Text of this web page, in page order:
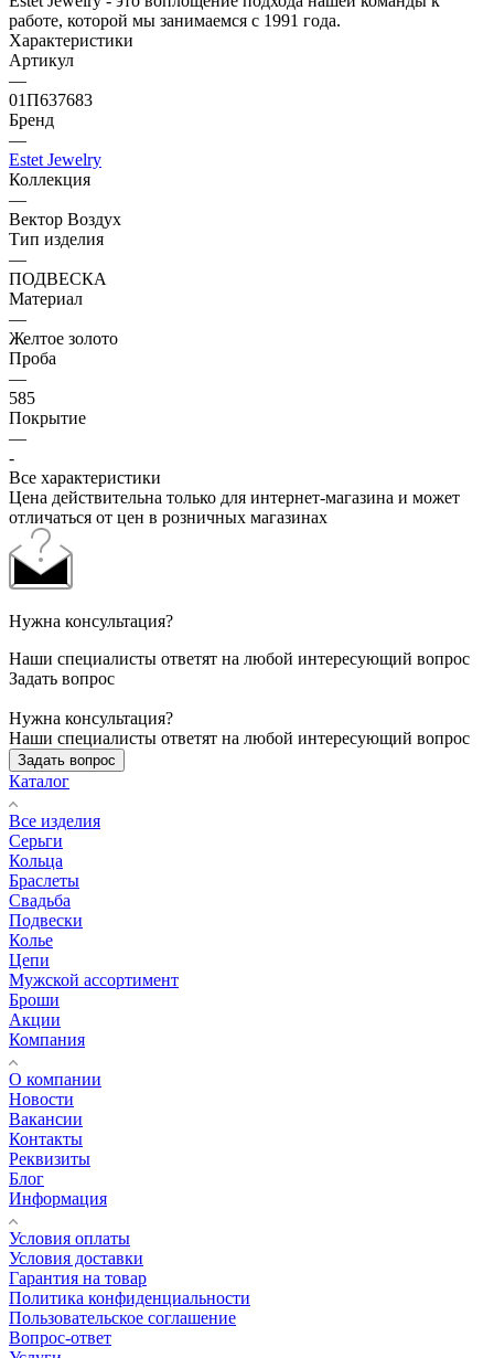
работе, которой мы занимаемся с 1991 года.
Характеристики
Артикул
—
01П637683
Бренд
—
Estet Jewelry
Коллекция
—
Вектор Воздух
Тип изделия
—
ПОДВЕСКА
Материал
—
Желтое золото
Проба
—
585
Покрытие
—
-
Все характеристики
Цена действительна только для интернет-магазина и может
отличаться от цен в розничных магазинах
Нужна консультация?
Наши специалисты ответят на любой интересующий вопрос
Задать вопрос
Нужна консультация?
Наши специалисты ответят на любой интересующий вопрос
Задать вопрос
Каталог
Все изделия
Серьги
Кольца
Браслеты
Свадьба
Подвески
Колье
Цепи
Мужской ассортимент
Броши
Акции
Компания
О компании
Новости
Вакансии
Контакты
Реквизиты
Блог
Информация
Условия оплаты
Условия доставки
Гарантия на товар
Политика конфиденциальности
Пользовательское соглашение
Вопрос-ответ